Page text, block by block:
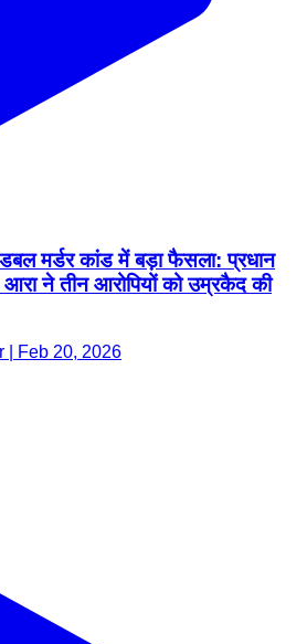
मर्डर कांड में बड़ा फैसला: प्रधान
आरा ने तीन आरोपियों को उम्रकैद की
| Feb 20, 2026